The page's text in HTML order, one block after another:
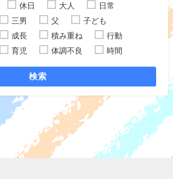
休日 大人
日常
三男 父
子ども
成長 積み重ね
行動
育児 体調不良 時間
検索